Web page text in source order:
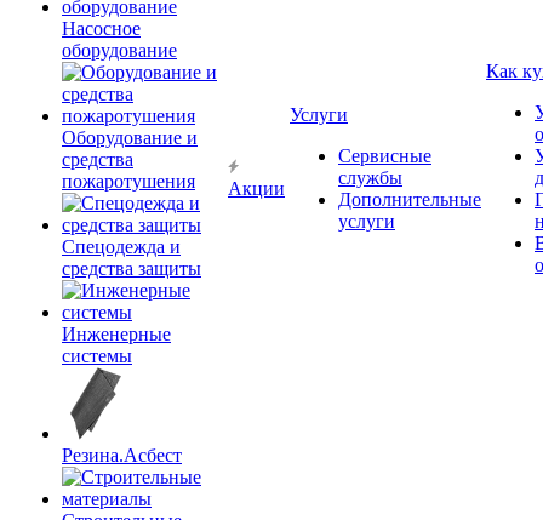
Насосное
оборудование
Оборудование и
средства
пожаротушения
Спецодежда и
средства защиты
Инженерные
системы
Резина.Асбест
Акции
Услуги
Сервисные
службы
Дополнительные
услуги
Как